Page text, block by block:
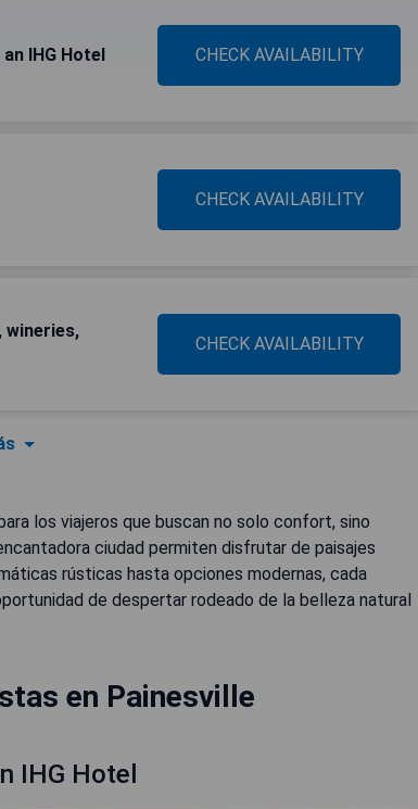
IHG Hotel CHECK AVAILABILITY
CHECK AVAILABILITY
wineries,
CHECK AVAILABILITY
los viajeros que buscan no solo confort, sino
ciudad permiten disfrutar de paisajes
rústicas hasta opciones modernas, cada
de despertar rodeado de la belleza natural
en Painesville
IHG Hotel